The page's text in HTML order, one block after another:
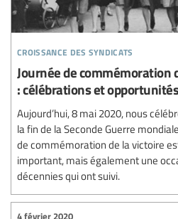
croissance des syndicats
Journée de commémoration
: célébrations et
Aujourd’hui, 8 mai 2020, nous
la fin de la Seconde Guerre
de commémoration de la victoire
important, mais également une
décennies qui ont suivi.
4 février 2020